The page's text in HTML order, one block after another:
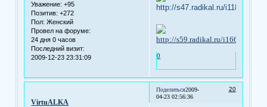
Уважение: +95
Позитив: +272
Пол: Женский
Провел на форуме:
24 дня 0 часов
Последний визит:
2009-12-23 23:31:09
0
Поделиться 20
2009-
04-23 02:56:36
VirtuALKA